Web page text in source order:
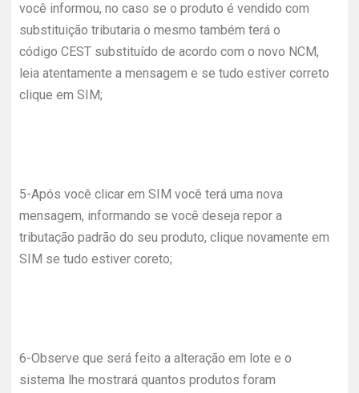
você informou, no caso se o produto é vendido com
substituição tributaria o mesmo também terá o
código CEST substituído de acordo com o novo NCM,
leia atentamente a mensagem e se tudo estiver correto
clique em SIM;
5-Após você clicar em SIM você terá uma nova
mensagem, informando se você deseja repor a
tributação padrão do seu produto, clique novamente em
SIM se tudo estiver coreto;
6-Observe que será feito a alteração em lote e o
sistema lhe mostrará quantos produtos foram